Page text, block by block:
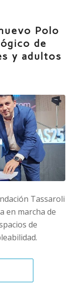
Polo
de
y adultos
Tassaroli
en marcha de
de